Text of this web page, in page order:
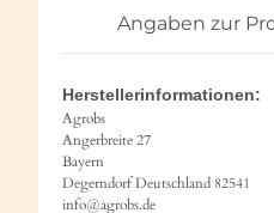
Angaben zur
Herstellerinformationen:
Agrobs
Angerbreite 27
Bayern
Degerndorf Deutschland 82541
info@agrobs.de